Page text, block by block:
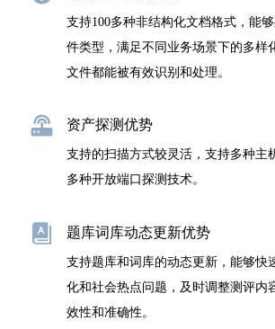
支持100多种非结构化文档格式，能
件类型，满足不同业务场景下的多样
文件都能被有效识别和处理。
资产探测优势
支持的扫描方式较灵活，支持多种主
多种开放端口探测技术。
题库词库动态更新优势
支持题库和词库的动态更新，能够快
化和社会热点问题，及时调整测评内
效性和准确性。